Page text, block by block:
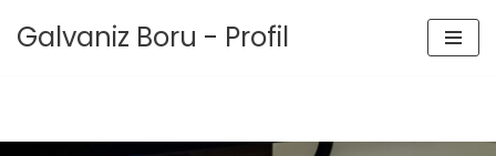
Galvaniz Boru - Profil